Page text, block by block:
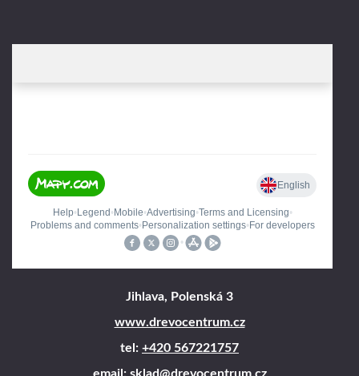
Jihlava, Polenská 3
www.drevocentrum.cz
tel: +420 567221757
email: sklad@drevocentrum.cz